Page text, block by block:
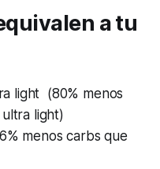
a tu
light (80% menos
light)
menos carbs que